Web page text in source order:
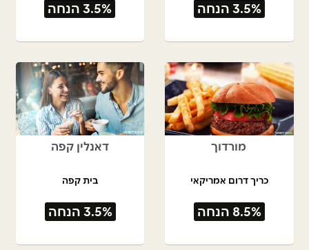
3.5% הנחה 3.5% הנחה
מורדוך
כריך דרום אמריקאי
8.5% הנחה
דאנלין קפה
בית קפה
3.5% הנחה